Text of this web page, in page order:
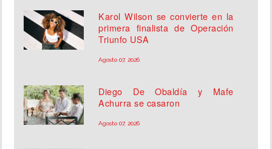
Karol Wilson se convierte en la
primera finalista de Operación
Triunfo USA
Agosto 07, 2026
Diego De Obaldía y Mafe
Achurra se casaron
Agosto 07, 2026